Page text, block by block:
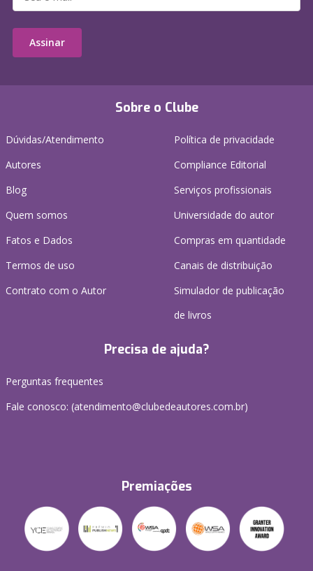
Sobre o Clube
Dúvidas/Atendimento
Autores
Blog
Quem somos
Fatos e Dados
Termos de uso
Contrato com o Autor
Política de privacidade
Compliance Editorial
Serviços profissionais
Universidade do autor
Compras em quantidade
Canais de distribuição
Simulador de publicação
de livros
Precisa de ajuda?
Perguntas frequentes
Fale conosco: (atendimento@clubedeautores.com.br)
Premiações
Assinar